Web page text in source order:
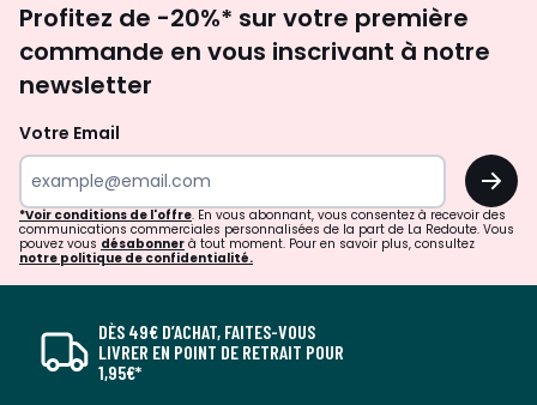
newsletter
Profitez de -20%* sur votre première
commande en vous inscrivant à notre
newsletter
Votre Email
OK
*Voir conditions de l'offre. En vous abonnant, vous consentez à recevoir des
communications commerciales personnalisées de la part de La Redoute. Vous
pouvez vous désabonner à tout moment. Pour en savoir plus, consultez
notre politique de confidentialité.
DÈS 49€ D’ACHAT, FAITES-VOUS
LIVRER EN POINT DE RETRAIT POUR
1,95€*